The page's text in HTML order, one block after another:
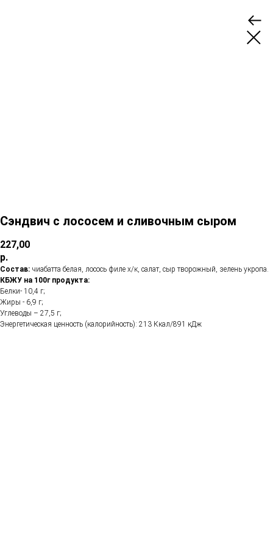
Сэндвич с лососем и сливочным сыром
227,00
р.
Состав: чиабатта белая, лосось филе х/к, салат, сыр творожный, зелень укропа.
КБЖУ на 100г продукта:
Белки- 10,4 г;
Жиры - 6,9 г;
Углеводы – 27,5 г;
Энергетическая ценность (калорийность): 213 Ккал/891 кДж